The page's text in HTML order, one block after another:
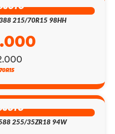
215/70R15 98HH
255/35ZR18 94W